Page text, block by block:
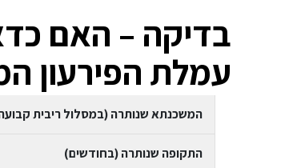
בדיקה – האם
עמלת הפירעון
המשכנתא שנותרה (במסלול ריבית
התקופה שנותרה (בחודשים)